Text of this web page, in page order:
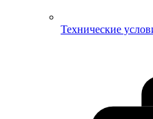
Технические